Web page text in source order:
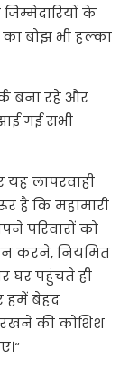
के
बोझ भी हल्का
बना रहे और
गई सभी
यह लापरवाही
है कि महामारी
परिवारों को
करने, नियमित
घर पहुंचते ही
हमें बेहद
रखने की कोशिश